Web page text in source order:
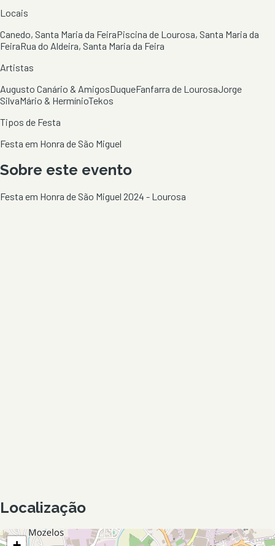
Locais
Canedo, Santa Maria da FeiraPiscina de Lourosa, Santa Maria da
FeiraRua do Aldeira, Santa Maria da Feira
Artistas
Augusto Canário & AmigosDuqueFanfarra de LourosaJorge
SilvaMário & HermínioTekos
Tipos de Festa
Festa em Honra de São Miguel
Sobre este evento
Festa em Honra de São Miguel 2024 - Lourosa
Localização